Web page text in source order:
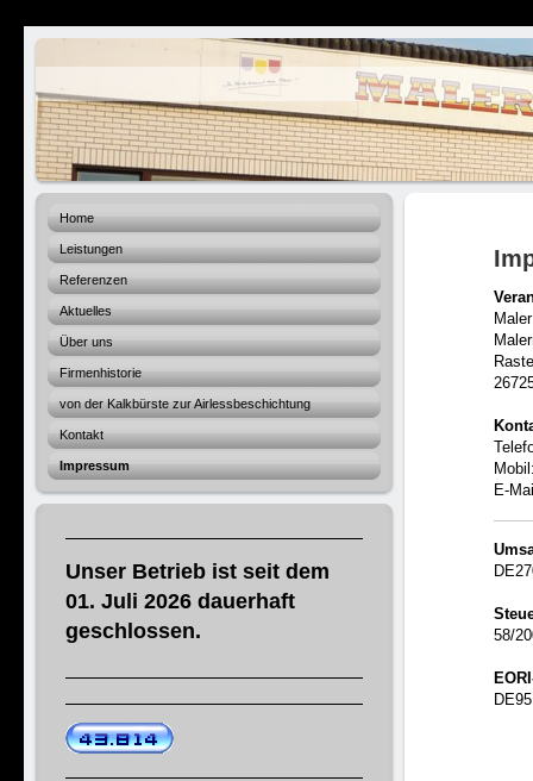
Home
Leistungen
Referenzen
Aktuelles
Über uns
Firmenhistorie
von der Kalkbürste zur Airlessbeschichtung
Kontakt
Impressum
Unser Betrieb ist seit dem
01. Juli 2026 dauerhaft
geschlossen.
E-
58/